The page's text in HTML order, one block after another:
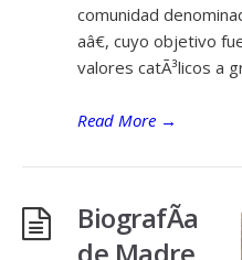
comunidad
aâ€, cuyo objetivo
valores catÃ³licos a
Read More →
BiografÃ­a